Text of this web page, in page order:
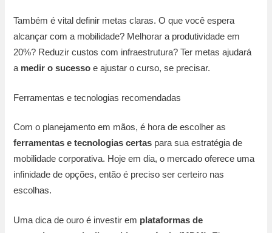
Também é vital definir metas claras. O que você espera
alcançar com a mobilidade? Melhorar a produtividade em
20%? Reduzir custos com infraestrutura? Ter metas ajudará
a medir o sucesso e ajustar o curso, se precisar.
Ferramentas e tecnologias recomendadas
Com o planejamento em mãos, é hora de escolher as
ferramentas e tecnologias certas para sua estratégia de
mobilidade corporativa. Hoje em dia, o mercado oferece uma
infinidade de opções, então é preciso ser certeiro nas
escolhas.
Uma dica de ouro é investir em plataformas de